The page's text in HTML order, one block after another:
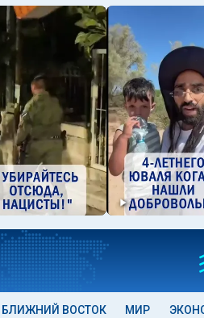
БЛИЖНИЙ ВОСТОК МИР